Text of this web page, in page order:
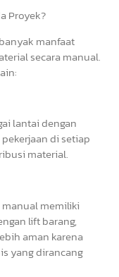
Proyek?
manfaat
secara manual.
lantai dengan
di setiap
material.
memiliki
lift barang,
aman karena
yang dirancang